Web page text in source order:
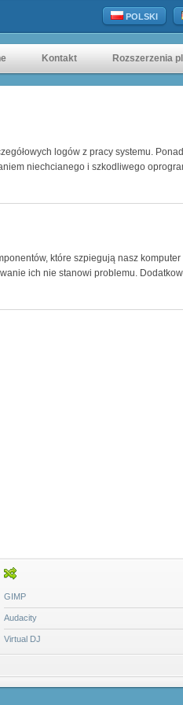
POLSKI
Kontakt Rozszerzenia
logów z pracy systemu.
niechcianego i szkodliwego
które szpiegują nasz komputer
ich nie stanowi problemu.
GIMP
Audacity
Virtual DJ